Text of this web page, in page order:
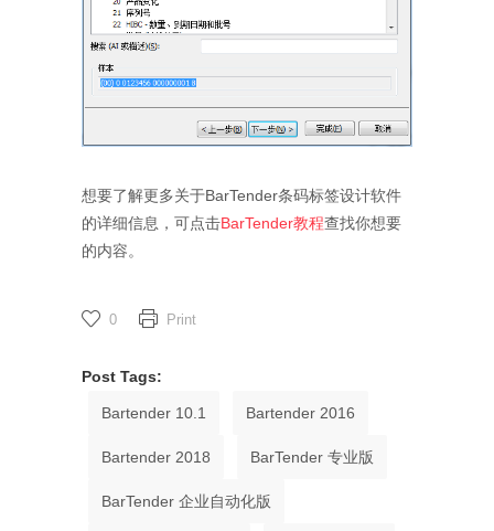
想要了解更多关于BarTender条码标签设计软件
的详细信息，可点击BarTender教程查找你想要
的内容。
0 Print
Post Tags:
Bartender 10.1 Bartender 2016
Bartender 2018 BarTender 专业版
BarTender 企业自动化版